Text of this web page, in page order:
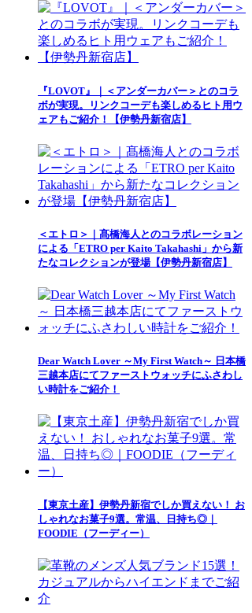
『LOVOT』｜＜アンダーカバー＞とのコラ
ボが実現。リンクコーデも楽しめるヒト用ウ
ェアもご紹介！【伊勢丹新宿店】
＜エトロ＞｜髙橋海人とのコラボレーション
による「ETRO per Kaito Takahashi」から新
たなコレクションが登場【伊勢丹新宿店】
Dear Watch Lover ～My First Watch～ 日本橋
三越本店にてファーストウォッチにふさわし
い時計をご紹介！
【東京土産】伊勢丹新宿でしか買えない！ お
しゃれなお菓子9選。常温、日持ち◎｜
FOODIE（フーディー）